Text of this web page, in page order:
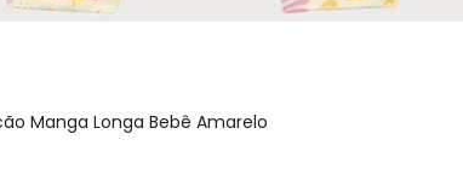
Manga Longa Bebê Amarelo